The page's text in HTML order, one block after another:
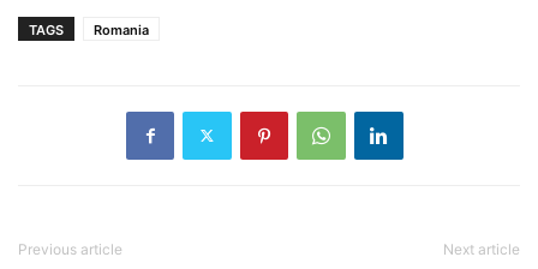
TAGS Romania
Previous article Next article